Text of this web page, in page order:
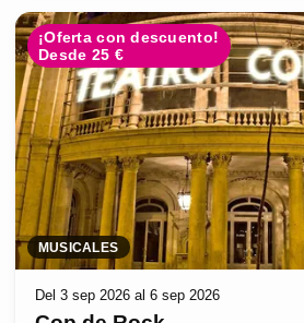
¡Oferta con descuento!
Desde 25 €
MUSICALES
Del 3 sep 2026 al 6 sep 2026